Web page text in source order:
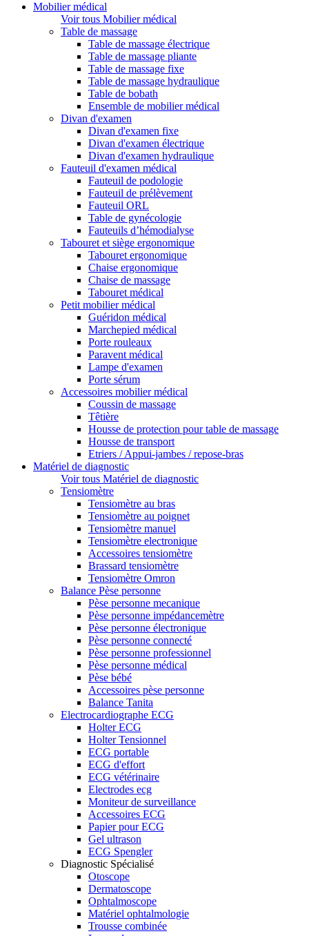
Mobilier médical
Voir tous Mobilier médical
Table de massage
Table de massage électrique
Table de massage pliante
Table de massage fixe
Table de massage hydraulique
Table de bobath
Ensemble de mobilier médical
Divan d'examen
Divan d'examen fixe
Divan d'examen électrique
Divan d'examen hydraulique
Fauteuil d'examen médical
Fauteuil de podologie
Fauteuil de prélèvement
Fauteuil ORL
Table de gynécologie
Fauteuils d’hémodialyse
Tabouret et siège ergonomique
Tabouret ergonomique
Chaise ergonomique
Chaise de massage
Tabouret médical
Petit mobilier médical
Guéridon médical
Marchepied médical
Porte rouleaux
Paravent médical
Lampe d'examen
Porte sérum
Accessoires mobilier médical
Coussin de massage
Têtière
Housse de protection pour table de massage
Housse de transport
Etriers / Appui-jambes / repose-bras
Matériel de diagnostic
Voir tous Matériel de diagnostic
Tensiomètre
Tensiomètre au bras
Tensiomètre au poignet
Tensiomètre manuel
Tensiomètre electronique
Accessoires tensiomètre
Brassard tensiomètre
Tensiomètre Omron
Balance Pèse personne
Pèse personne mecanique
Pèse personne impédancemètre
Pèse personne électronique
Pèse personne connecté
Pèse personne professionnel
Pèse personne médical
Pèse bébé
Accessoires pèse personne
Balance Tanita
Electrocardiographe ECG
Holter ECG
Holter Tensionnel
ECG portable
ECG d'effort
ECG vétérinaire
Electrodes ecg
Moniteur de surveillance
Accessoires ECG
Papier pour ECG
Gel ultrason
ECG Spengler
Diagnostic Spécialisé
Otoscope
Dermatoscope
Ophtalmoscope
Matériel ophtalmologie
Trousse combinée